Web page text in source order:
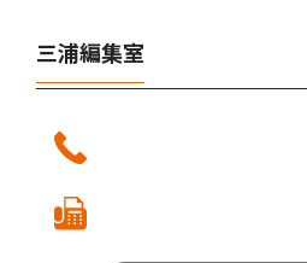
三浦編集室